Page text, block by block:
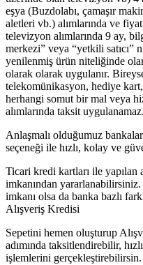
eşya (Buzdolabı, çamaşır
aletleri vb.) alımlarında ve
televizyon alımlarında 9 ay,
merkezi” veya “yetkili satıcı”
yenilenmiş ürün niteliğinde
olarak olarak uygulanır.
telekomünikasyon, hediye
herhangi somut bir mal veya
alımlarında taksit uygulanamaz.
Anlaşmalı olduğumuz
seçeneği ile hızlı, kolay ve
Ticari kredi kartları ile yapılan
imkanından
imkanı olsa da banka bazlı
Alışveriş Kredisi
Sepetini hemen oluşturup
adımında taksitlendirebilir,
işlemlerini gerçekleştirebilirsin.